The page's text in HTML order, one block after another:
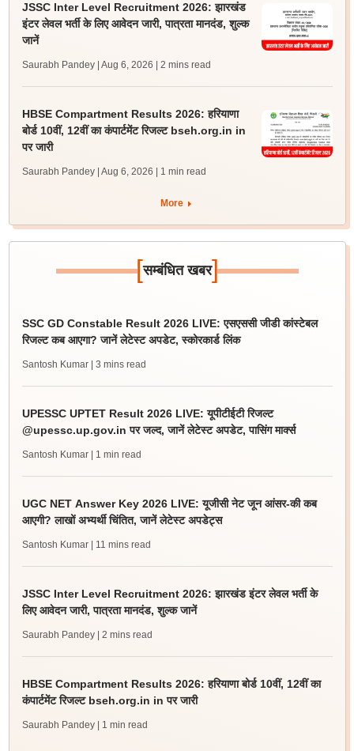
JSSC Inter Level Recruitment 2026: झारखंड
इंटर लेवल भर्ती के लिए आवेदन जारी, पात्रता मानदंड, शुल्क
जानें
Saurabh Pandey | Aug 6, 2026 | 2 mins read
HBSE Compartment Results 2026: हरियाणा
बोर्ड 10वीं, 12वीं का कंपार्टमेंट रिजल्ट bseh.org.in in
पर जारी
Saurabh Pandey | Aug 6, 2026 | 1 min read
More
[सम्बंधित खबर]
SSC GD Constable Result 2026 LIVE: एसएससी जीडी कांस्टेबल
रिजल्ट कब आएगा? जानें लेटेस्ट अपडेट, स्कोरकार्ड लिंक
Santosh Kumar | 3 mins read
UPESSC UPTET Result 2026 LIVE: यूपीटीईटी रिजल्ट
@upessc.up.gov.in पर जल्द, जानें लेटेस्ट अपडेट, पासिंग मार्क्स
Santosh Kumar | 1 min read
UGC NET Answer Key 2026 LIVE: यूजीसी नेट जून आंसर-की कब
आएगी? लाखों अभ्यर्थी चिंतित, जानें लेटेस्ट अपडेट्स
Santosh Kumar | 11 mins read
JSSC Inter Level Recruitment 2026: झारखंड इंटर लेवल भर्ती के
लिए आवेदन जारी, पात्रता मानदंड, शुल्क जानें
Saurabh Pandey | 2 mins read
HBSE Compartment Results 2026: हरियाणा बोर्ड 10वीं, 12वीं का
कंपार्टमेंट रिजल्ट bseh.org.in in पर जारी
Saurabh Pandey | 1 min read